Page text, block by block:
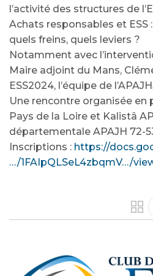
l’activité des structures de
Achats responsables et
quels freins, quels leviers ?
Notamment avec
Maire adjoint du Mans,
ESS2024, l’équipe de
Une rencontre organisée en
Pays de la Loire et Kalistâ
départementale APAJH 72-
Inscriptions : https://
…/1FAIpQLSeL4zbqmV…/